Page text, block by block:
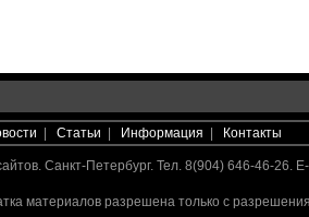
Статьи Информация Контакты
Санкт-Петербург. Тел. 8(904) 646-46-26.
материалов разрешена только с